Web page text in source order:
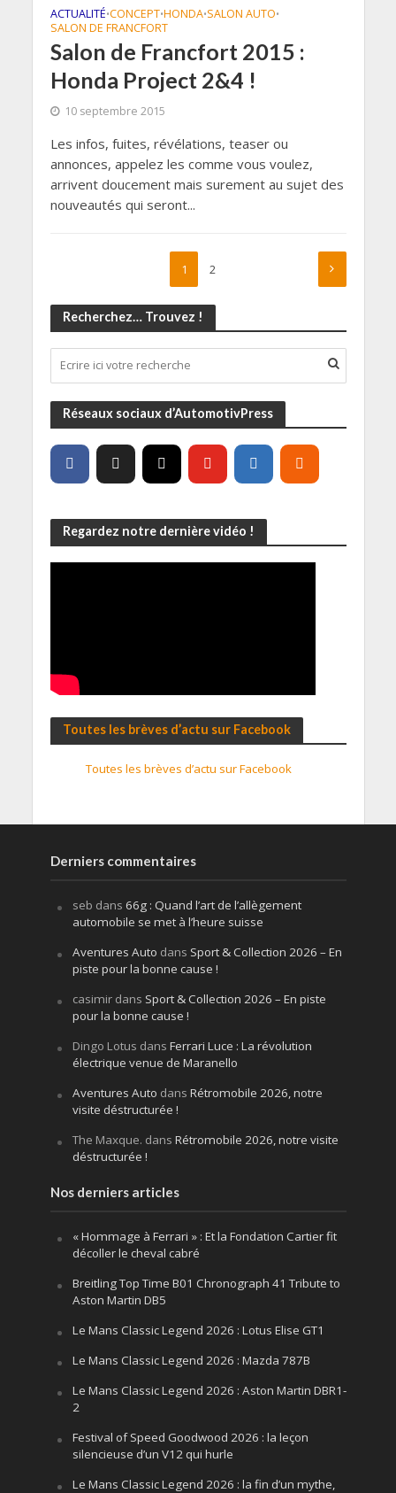
ACTUALITÉ•CONCEPT•HONDA•SALON AUTO•
SALON DE FRANCFORT
Salon de Francfort 2015 :
Honda Project 2&4 !
10 septembre 2015
Les infos, fuites, révélations, teaser ou
annonces, appelez les comme vous voulez,
arrivent doucement mais surement au sujet des
nouveautés qui seront...
1 2
Recherchez… Trouvez !
Réseaux sociaux d’AutomotivPress
Regardez notre dernière vidéo !
Toutes les brèves d’actu sur Facebook
Toutes les brèves d’actu sur Facebook
Derniers commentaires
seb dans 66g : Quand l’art de l’allègement
automobile se met à l’heure suisse
Aventures Auto dans Sport & Collection 2026 – En
piste pour la bonne cause !
casimirdans Sport & Collection 2026 – En piste
pour la bonne cause !
Dingo Lotus dans Ferrari Luce : La révolution
électrique venue de Maranello
Aventures Auto dans Rétromobile 2026, notre
visite déstructurée !
The Maxque. dans Rétromobile 2026, notre visite
déstructurée !
Nos derniers articles
« Hommage à Ferrari » : Et la Fondation Cartier fit
décoller le cheval cabré
Breitling Top Time B01 Chronograph 41 Tribute to
Aston Martin DB5
Le Mans Classic Legend 2026 : Lotus Elise GT1
Le Mans Classic Legend 2026 : Mazda 787B
Le Mans Classic Legend 2026 : Aston Martin DBR1-
2
Festival of Speed Goodwood 2026 : la leçon
silencieuse d’un V12 qui hurle
Le Mans Classic Legend 2026 : la fin d’un mythe,